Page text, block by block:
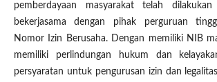
pemberdayaan masyarakat telah
bekerjasama dengan pihak perguruan
Nomor Izin Berusaha. Dengan memiliki NIB
memiliki perlindungan hukum dan
persyaratan untuk pengurusan izin dan